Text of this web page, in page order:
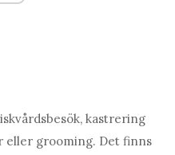
kastrering
eller grooming. Det finns